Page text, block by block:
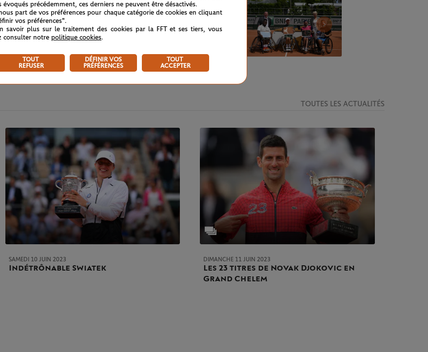
TOUTES LES ACTUALITÉS
SAMEDI 10 JUIN 2023
Indétrônable Swiatek
DIMANCHE 11 JUIN 2023
Les 23 titres de Novak Djokovic en
Grand Chelem
évoqués précédemment, ces derniers ne peuvent être désactivés.
part de vos préférences pour chaque catégorie de cookies en cliquant
vos préférences".
savoir plus sur le traitement des cookies par la FFT et ses tiers, vous
consulter notre politique cookies.
TOUT
REFUSER
DÉFINIR VOS
PRÉFÉRENCES
TOUT
ACCEPTER